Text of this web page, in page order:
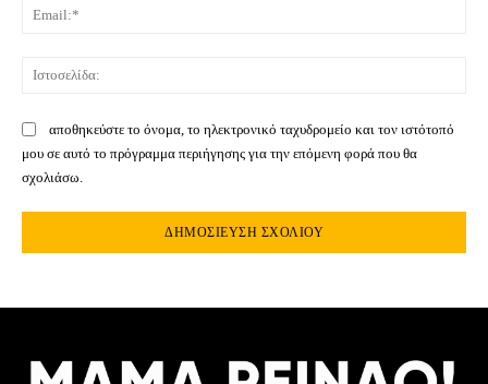
αποθηκεύστε το όνομα, το ηλεκτρονικό ταχυδρομείο και τον ιστότοπό
μου σε αυτό το πρόγραμμα περιήγησης για την επόμενη φορά που θα
σχολιάσω.